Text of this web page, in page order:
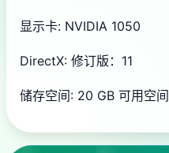
显示卡: NVIDIA 1050
DirectX: 修订版：11
储存空间: 20 GB 可用空间